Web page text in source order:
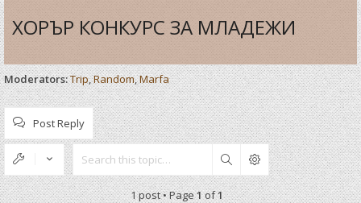
ХОРЪР КОНКУРС ЗА МЛАДЕЖИ
Moderators:Trip,Random,Marfa
Post Reply
Search
1 post • Page1of1